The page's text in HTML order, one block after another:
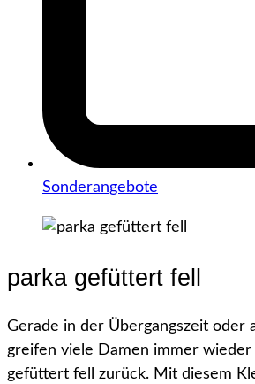
Sonderangebote
parka gefüttert fell
Gerade in der Übergangszeit oder
greifen viele Damen immer wieder
gefüttert fell zurück. Mit diesem